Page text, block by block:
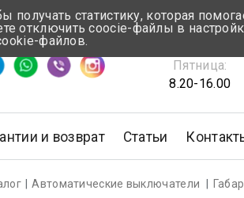
ответа ≈ 5 мин
Понедельник-
Пятница:
8.20-16.00
и возврат Статьи
Автоматические выключатели
статистику, которая
отключить coocie-файлы в
файлов.